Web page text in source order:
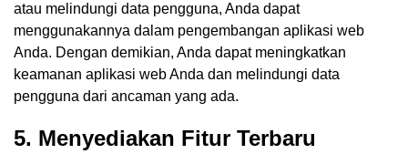
atau melindungi data pengguna, Anda dapat
menggunakannya dalam pengembangan aplikasi web
Anda. Dengan demikian, Anda dapat meningkatkan
keamanan aplikasi web Anda dan melindungi data
pengguna dari ancaman yang ada.
5. Menyediakan Fitur Terbaru